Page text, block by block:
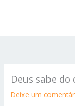
Deus sabe do
Deixe um